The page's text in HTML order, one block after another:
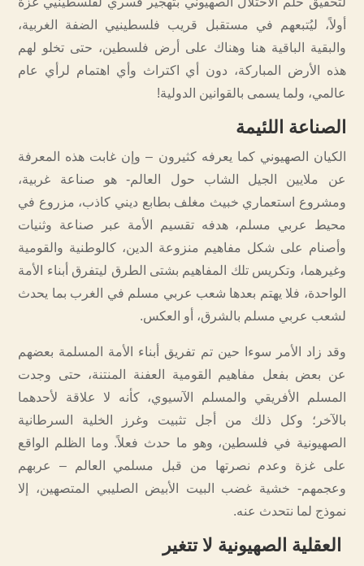
أولاً، ليُتبعهم في مستقبل قريب فلسطينيي الضفة الغربية،
والبقية الباقية هنا وهناك على أرض فلسطين، حتى تخلو لهم
هذه الأرض المباركة، دون أي اكتراث وأي اهتمام لرأي عام
عالمي، ولما يسمى بالقوانين الدولية!
الصناعة اللئيمة
الكيان الصهيوني كما يعرفه كثيرون – وإن غابت هذه المعرفة
عن ملايين الجيل الشاب حول العالم- هو صناعة غربية،
ومشروع استعماري خبيث مغلف بطابع ديني كاذب، مزروع في
محيط عربي مسلم، هدفه تقسيم الأمة عبر صناعة وثنيات
وأصنام على شكل مفاهيم منزوعة الدين، كالوطنية والقومية
وغيرهما، وتكريس تلك المفاهيم بشتى الطرق ليتفرق أبناء الأمة
الواحدة، فلا يهتم بعدها شعب عربي مسلم في الغرب بما يحدث
لشعب عربي مسلم بالشرق، أو العكس.
وقد زاد الأمر سوءا حين تم تفريق أبناء الأمة المسلمة بعضهم
عن بعض بفعل مفاهيم القومية العفنة المنتنة، حتى وجدت
المسلم الأفريقي والمسلم الآسيوي، كأنه لا علاقة لأحدهما
بالآخر؛ وكل ذلك من أجل تثبيت وغرز الخلية السرطانية
الصهيونية في فلسطين، وهو ما حدث فعلاً. وما الظلم الواقع
على غزة وعدم نصرتها من قبل مسلمي العالم – عربهم
وعجمهم- خشية غضب البيت الأبيض الصليبي المتصهين، إلا
نموذج لما نتحدث عنه.
العقلية الصهيونية لا تتغير